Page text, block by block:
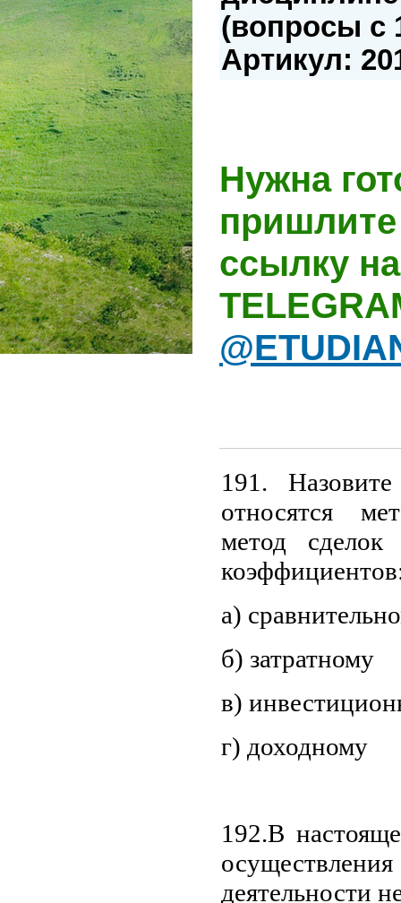
(вопросы с
Артикул:
Нужна
ссылку
191.
относятся
метод
а)
б) затратному
в)
г) доходному
192.В
деятельности